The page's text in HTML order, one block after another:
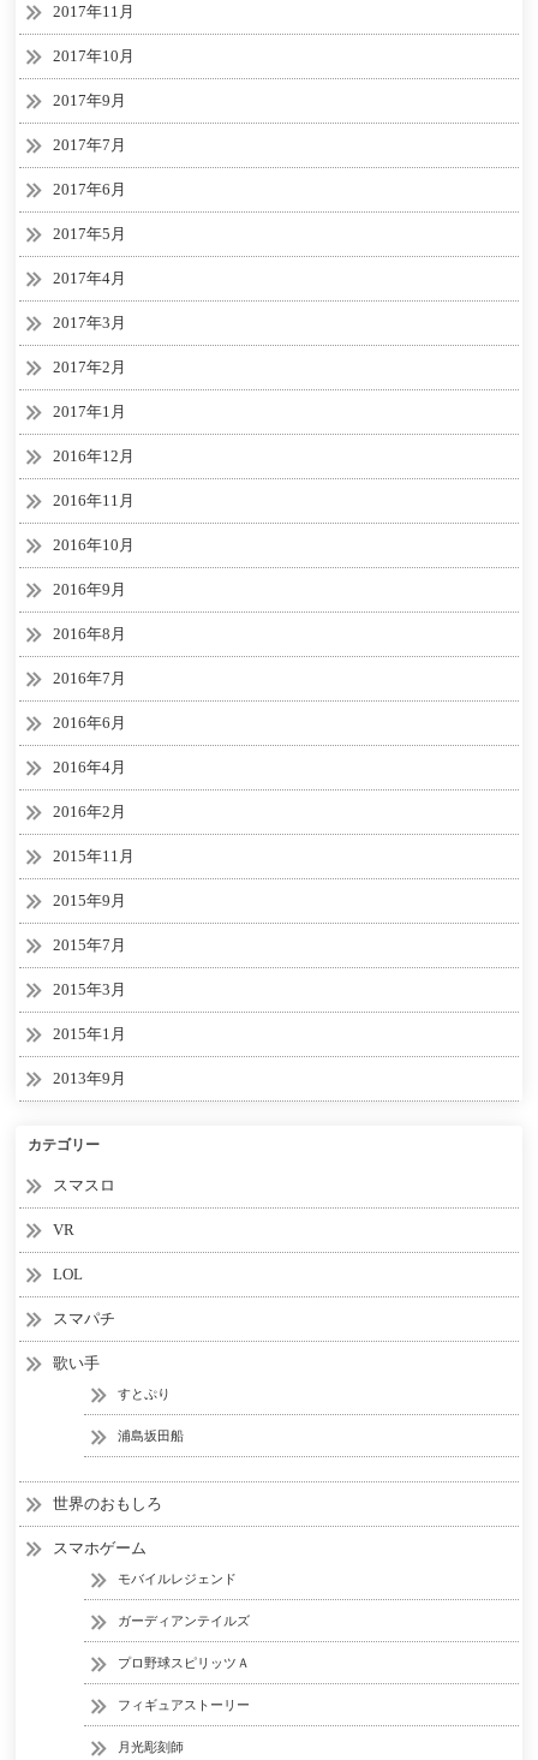
2017年11月
2017年10月
2017年9月
2017年7月
2017年6月
2017年5月
2017年4月
2017年3月
2017年2月
2017年1月
2016年12月
2016年11月
2016年10月
2016年9月
2016年8月
2016年7月
2016年6月
2016年4月
2016年2月
2015年11月
2015年9月
2015年7月
2015年3月
2015年1月
2013年9月
カテゴリー
スマスロ
VR
LOL
スマパチ
歌い手
すとぷり
浦島坂田船
世界のおもしろ
スマホゲーム
モバイルレジェンド
ガーディアンテイルズ
プロ野球スピリッツＡ
フィギュアストーリー
月光彫刻師